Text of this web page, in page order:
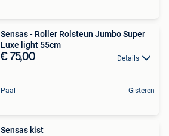
Sensas - Roller Rolsteun Jumbo Super
Luxe light 55cm
€ 75,00 Details
Paal Gisteren
Sensas kist